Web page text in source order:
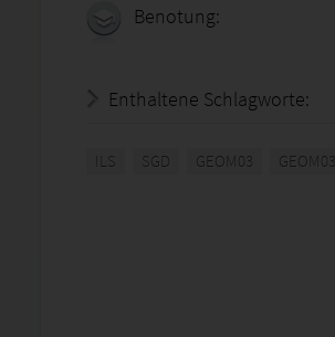
Benotung:
Enthaltene Schlagworte:
ILS SGD GEOM03